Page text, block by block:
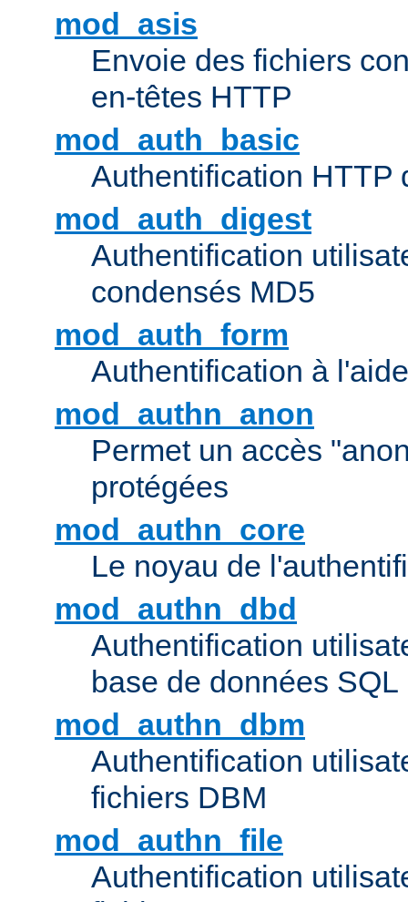
mod_asis
Envoie des fichiers
en-têtes HTTP
mod_auth_basic
Authentification HTTP
mod_auth_digest
Authentification
condensés MD5
mod_auth_form
Authentification à
mod_authn_anon
Permet un accès
protégées
mod_authn_core
Le noyau de
mod_authn_dbd
Authentification
base de données SQL
mod_authn_dbm
Authentification
fichiers DBM
mod_authn_file
Authentification